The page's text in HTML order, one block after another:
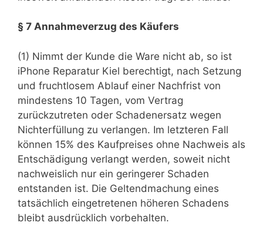
§ 7 Annahmeverzug des Käufers
(1) Nimmt der Kunde die Ware nicht ab, so ist
iPhone Reparatur Kiel berechtigt, nach Setzung
und fruchtlosem Ablauf einer Nachfrist von
mindestens 10 Tagen, vom Vertrag
zurückzutreten oder Schadenersatz wegen
Nichterfüllung zu verlangen. Im letzteren Fall
können 15% des Kaufpreises ohne Nachweis als
Entschädigung verlangt werden, soweit nicht
nachweislich nur ein geringerer Schaden
entstanden ist. Die Geltendmachung eines
tatsächlich eingetretenen höheren Schadens
bleibt ausdrücklich vorbehalten.